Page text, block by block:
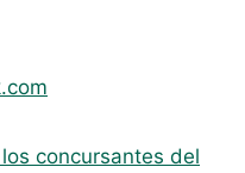
concursantes del